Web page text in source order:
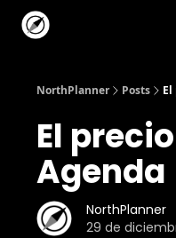
NorthPlanner Posts
El
Agenda
NorthPlanner
29 de